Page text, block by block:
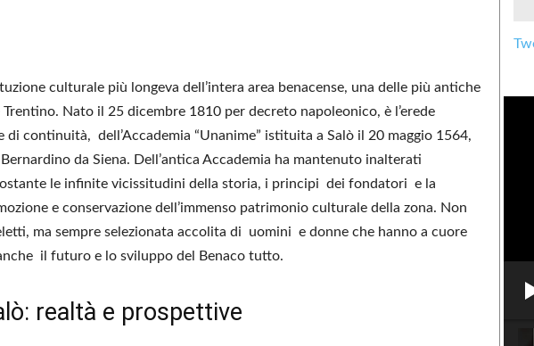
culturale più longeva dell’intera area benacense, una delle più antiche
Nato il 25 dicembre 1810 per decreto napoleonico, è l’erede
di continuità, dell’Accademia “Unanime” istituita a Salò il 20 maggio 1564,
da Siena. Dell’antica Accademia ha mantenuto inalterati
le infinite vicissitudini della storia, i principi dei fondatori e la
e conservazione dell’immenso patrimonio culturale della zona. Non
ma sempre selezionata accolita di uomini e donne che hanno a cuore
il futuro e lo sviluppo del Benaco tutto.
realtà e prospettive